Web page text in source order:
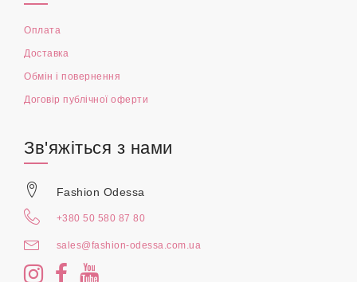
Оплата
Доставка
Обмін і повернення
Договір публічної оферти
Зв'яжіться з нами
Fashion Odessa
+380 50 580 87 80
sales@fashion-odessa.com.ua